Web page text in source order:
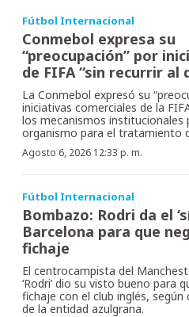
Fútbol Internacional
Conmebol expresa su
“preocupación” por
de FIFA “sin recurrir al
La Conmebol expresó su
iniciativas comerciales de la
los mecanismos institucionales
organismo para el tratamiento
Agosto 6, 2026 12:33 p. m.
Fútbol Internacional
Bombazo: Rodri da el
Barcelona para que
fichaje
El centrocampista del
‘Rodri’ dio su visto bueno para
fichaje con el club inglés,
de la entidad azulgrana.